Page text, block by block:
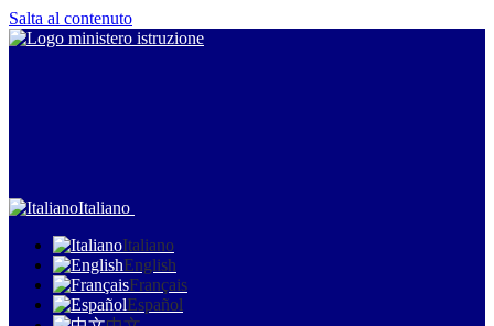
Salta al contenuto
Italiano
Italiano
English
Français
Español